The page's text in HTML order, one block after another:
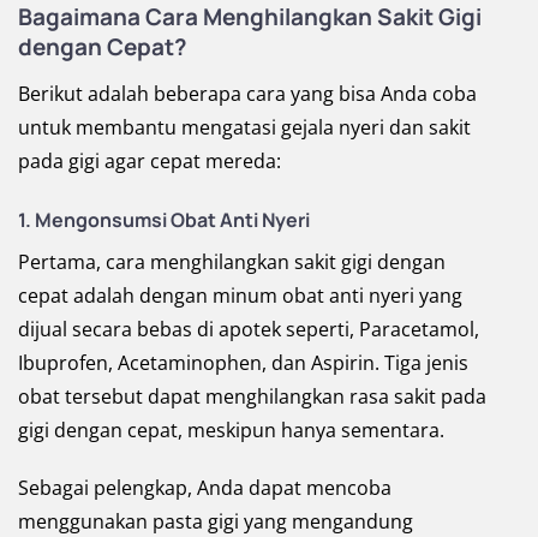
Bagaimana Cara Menghilangkan Sakit Gigi
dengan Cepat?
Berikut adalah beberapa cara yang bisa Anda coba
untuk membantu mengatasi gejala nyeri dan sakit
pada gigi agar cepat mereda:
1. Mengonsumsi Obat Anti Nyeri
Pertama, cara menghilangkan sakit gigi dengan
cepat adalah dengan minum obat anti nyeri yang
dijual secara bebas di apotek seperti, Paracetamol,
Ibuprofen, Acetaminophen, dan Aspirin. Tiga jenis
obat tersebut dapat menghilangkan rasa sakit pada
gigi dengan cepat, meskipun hanya sementara.
Sebagai pelengkap, Anda dapat mencoba
menggunakan pasta gigi yang mengandung